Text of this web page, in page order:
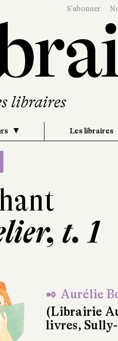
S'abonner
Les libraires
t. 1
✒ Aurélie
(Librairie
livres,